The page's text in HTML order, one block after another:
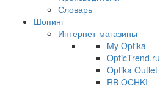
Словарь
Шопинг
Интернет-магазины
My Optika
OpticTrend.ru
Optika Outlet
RB OCHKI